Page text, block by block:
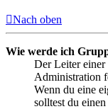
Nach oben
Wie werde ich
Der Leiter
Administration
Wenn du eine
solltest du